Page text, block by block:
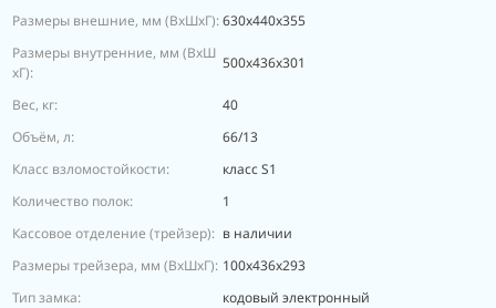
Размеры внешние, мм (ВхШхГ):630x440x355
Размеры внутренние, мм (ВхШ
хГ):
500x436x301
Вес, кг:
40
Объём, л:
66/13
Класс взломостойкости:
класс S1
Количество полок:
1
Кассовое отделение (трейзер): в наличии
Размеры трейзера, мм (ВхШхГ): 100х436х293
Тип замка:
кодовый электронный